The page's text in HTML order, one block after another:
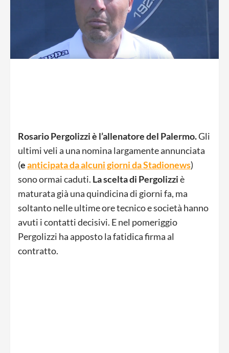
Rosario Pergolizzi è l’allenatore del Palermo.Gli
ultimi veli a una nomina largamente annunciata
(eanticipata da alcuni giorni da Stadionews)
sono ormai caduti. La scelta di Pergolizziè
maturata già una quindicina di giorni fa, ma
soltanto nelle ultime ore tecnico e società hanno
avuti i contatti decisivi. E nel pomeriggio
Pergolizzi ha apposto la fatidica firma al
contratto.